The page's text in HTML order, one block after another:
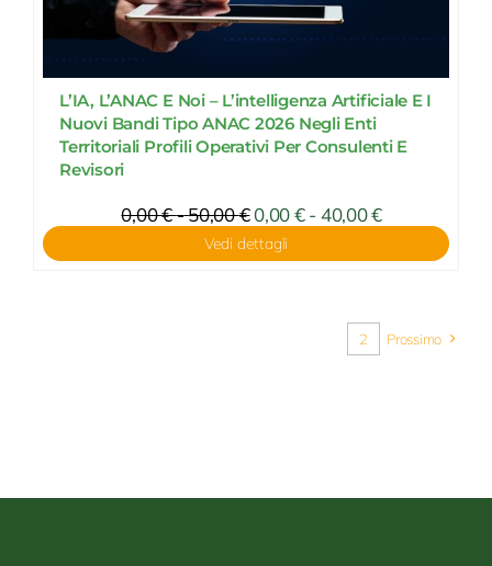
L’IA, L’ANAC E Noi – L’intelligenza Artificiale E I
Nuovi Bandi Tipo ANAC 2026 Negli Enti
Territoriali Profili Operativi Per Consulenti E
Revisori
0,00€-50,00€Fascia
di
prezzo:
0,00€ - 40,00€Fascia
prezzo:
a
40,00 €
Vedi dettagli
2 Prossimo